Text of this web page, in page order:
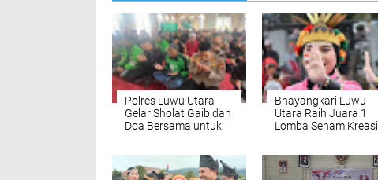
Polres Luwu Utara
Gelar Sholat Gaib dan
Doa Bersama untuk
Bhayangkari Luwu
Utara Raih Juara 1
Lomba Senam Kreasi